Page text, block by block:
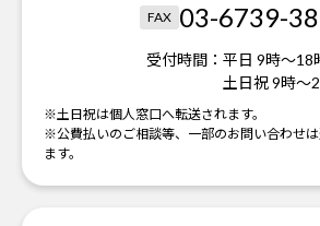
FAX 03-6739-
受付時間： 平日 9時～18
土日祝 9時～
※土日祝は個人窓口へ転送されます。
※公費払いのご相談等、一部のお問い合わせ
ます。